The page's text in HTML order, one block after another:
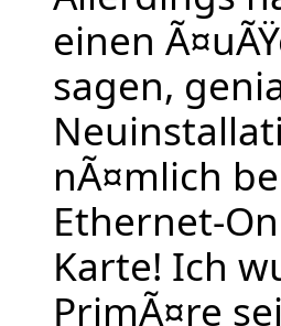
einen
sagen,
nÃ¤mlich
Ethernet-
Karte! Ich
PrimÃ¤re